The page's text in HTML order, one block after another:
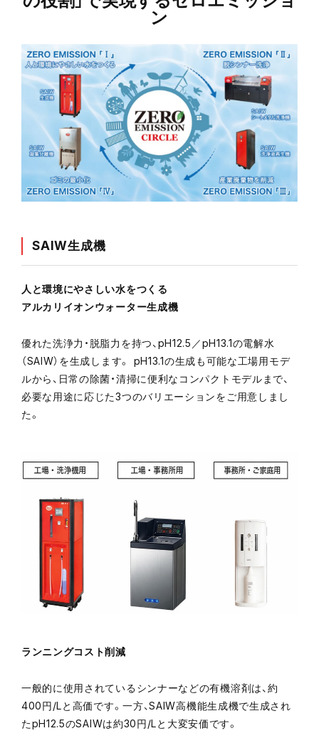
ン
SAIW生成機
人と環境にやさしい水をつくる
アルカリイオンウォーター生成機
優れた洗浄力・脱脂力を持つ、pH12.5／pH13.1の電解水
（SAIW）を生成します。 pH13.1の生成も可能な工場用モデ
ルから、日常の除菌・清掃に便利なコンパクトモデルまで、
必要な用途に応じた3つのバリエーションをご用意しまし
た。
ランニングコスト削減
一般的に使用されているシンナーなどの有機溶剤は、約
400円/Lと高価です。一方、SAIW高機能生成機で生成され
たpH12.5のSAIWは約30円/Lと大変安価です。